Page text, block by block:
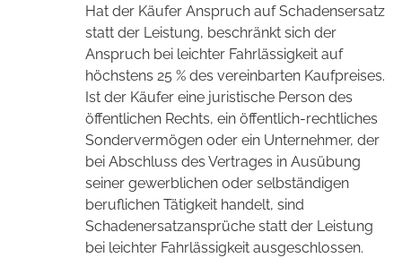
Hat der Käufer Anspruch auf Schadensersatz
statt der Leistung, beschränkt sich der
Anspruch bei leichter Fahrlässigkeit auf
höchstens 25 % des vereinbarten Kaufpreises.
Ist der Käufer eine juristische Person des
öffentlichen Rechts, ein öffentlich-rechtliches
Sondervermögen oder ein Unternehmer, der
bei Abschluss des Vertrages in Ausübung
seiner gewerblichen oder selbständigen
beruflichen Tätigkeit handelt, sind
Schadenersatzansprüche statt der Leistung
bei leichter Fahrlässigkeit ausgeschlossen.